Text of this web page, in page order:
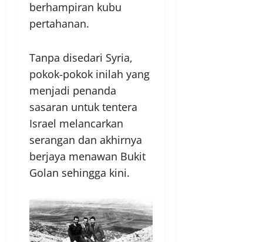
berhampiran kubu
pertahanan.
Tanpa disedari Syria,
pokok-pokok inilah yang
menjadi penanda
sasaran untuk tentera
Israel melancarkan
serangan dan akhirnya
berjaya menawan Bukit
Golan sehingga kini.